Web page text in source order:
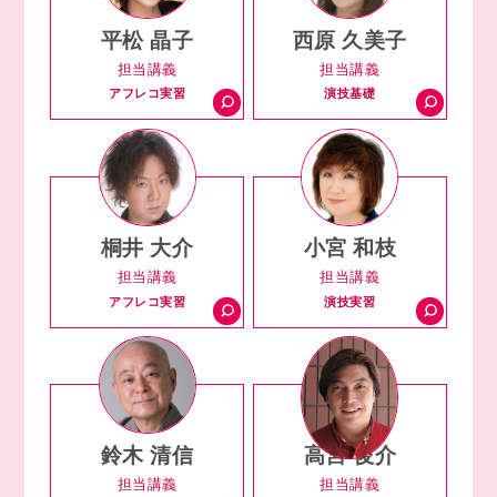
平松 晶子
担当講義
アフレコ実習
西原 久美子
担当講義
演技基礎
桐井 大介
担当講義
アフレコ実習
小宮 和枝
担当講義
演技実習
鈴木 清信
担当講義
高宮 俊介
担当講義